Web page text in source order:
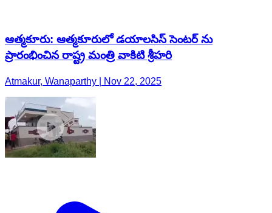
ఆత్మకూరు: ఆత్మకూరులో డయాలసిస్ సెంటర్ ను
ప్రారంభించిన రాష్ట్ర మంత్రి వాకిటి శ్రీహరి
Atmakur, Wanaparthy | Nov 22, 2025